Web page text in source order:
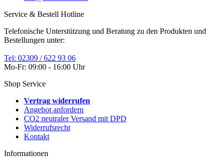
Service & Bestell Hotline
Telefonische Unterstützung und Beratung zu den Produkten und
Bestellungen unter:
Tel: 02309 / 622 93 06
Mo-Fr: 09:00 - 16:00 Uhr
Shop Service
Vertrag widerrufen
Angebot anfordern
CO2 neutraler Versand mit DPD
Widerrufsrecht
Kontakt
Informationen